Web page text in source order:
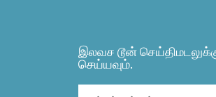
இலவச டூன்
செய்யவும்.